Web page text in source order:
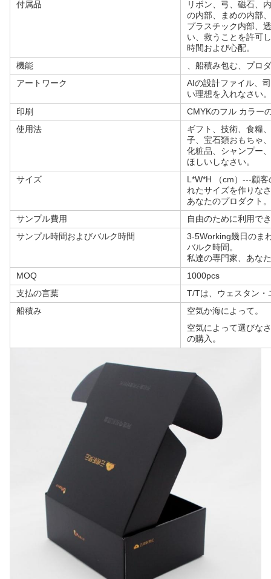
付属品
リボン、弓、磁石、
の内部、まめの内部、
プラスチック内部、
い、救うことを許可
時間および心配。
機能
、船積み包む、プロ
アートワーク
AIの設計ファイル、
い理想を入れなさい。
印刷
CMYKのフル カラー
使用法
ギフト、技術、食糧
子、宝石類おもちゃ
化粧品、シャンプー
ほしいしなさい。
サイズ
L*W*H （cm）---顧
れたサイズを作りな
あなたのプロダクト。
サンプル費用
自由のために利用で
サンプル時間およびバルク時間
3-5Working幾日のま
バルク時間。
私達の専門家、あな
MOQ
1000pcs
支払の言葉
T/Tは、ウェスタン・
船積み
空気か海によって。
空気によって選びな
の購入。